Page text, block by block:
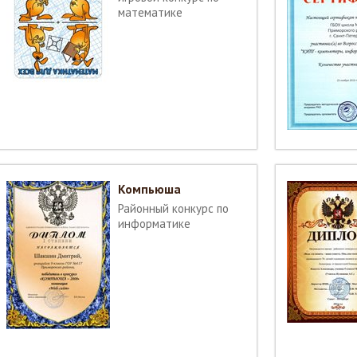
математике
Компьюша
Районный конкурс по
информатике